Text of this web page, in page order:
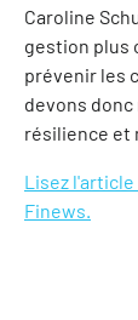
Caroline
gestion plus
prévenir les
devons
résilience et
Lisez
Finews.